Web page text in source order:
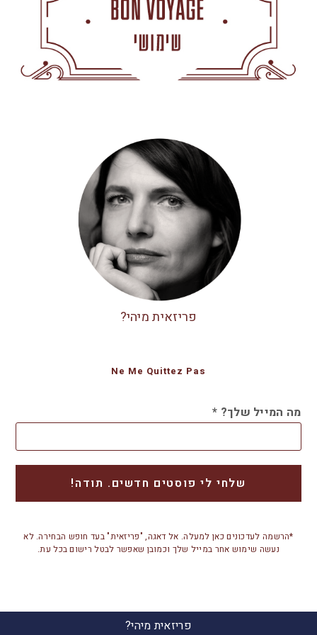
פריזאית מיהי?
Ne Me Quittez Pas
מה המייל שלך? *
*הרשמה לעדכונים כאן למעלה. אל דאגה, "פריזאית" בעד חופש הבחירה. לא
נעשה שימוש אחר במייל שלך וכמובן שאפשר לבטל רישום בכל עת.
פריזאית מיהי?